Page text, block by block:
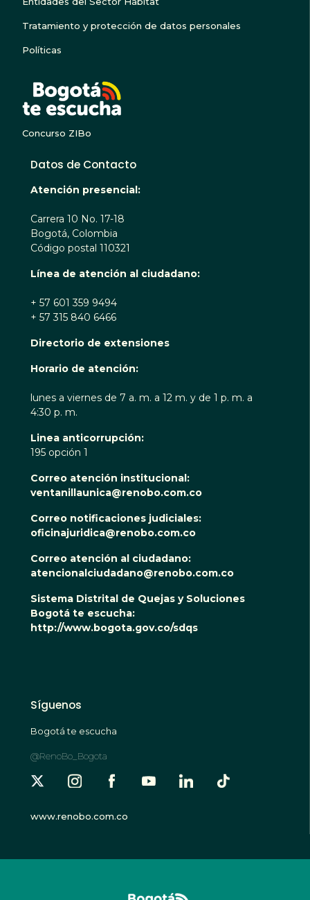
Tratamiento y protección de datos personales
Políticas
Concurso ZIBo
Datos de Contacto
Atención presencial:
Carrera 10 No. 17-18
Bogotá, Colombia
Código postal 110321
Línea de atención al ciudadano:
+ 57 601 359 9494
+ 57 315 840 6466
Directorio de extensiones
Horario de atención:
lunes a viernes de 7 a. m. a 12 m. y de 1 p. m. a
4:30 p. m.
Linea anticorrupción:
195 opción 1
Correo atención institucional:
ventanillaunica@renobo.com.co
Correo notificaciones judiciales:
oficinajuridica@renobo.com.co
Correo atención al ciudadano:
atencionalciudadano@renobo.com.co
Sistema Distrital de Quejas y Soluciones
Bogotá te escucha:
http://www.bogota.gov.co/sdqs
Síguenos
Bogotá te escucha
@RenoBo_Bogota
www.renobo.com.co